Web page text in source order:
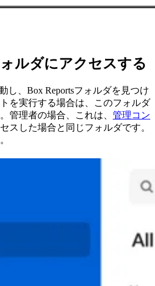
ルダにアクセスする
し、Box Reportsフォルダを見つけ
を実行する場合は、このフォルダ
管理者の場合、これは、 管理コン
スした場合と同じフォルダです。